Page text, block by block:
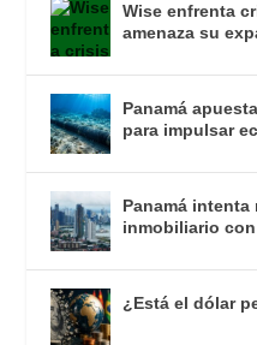
Wise enfrenta
amenaza su
Panamá
para impulsar
Panamá intenta
inmobiliario
¿Está el dólar